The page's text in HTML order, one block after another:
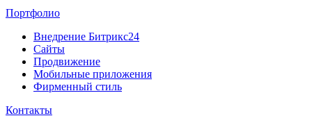
Портфолио
Внедрение Битрикс24
Сайты
Продвижение
Мобильные приложения
Фирменный стиль
Контакты